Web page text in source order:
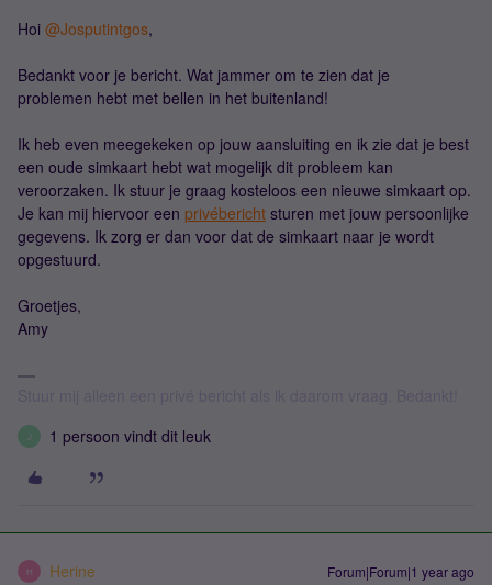
Hoi ​ @Josputintgos,
Bedankt voor je bericht. Wat jammer om te zien dat je
problemen hebt met bellen in het buitenland!
Ik heb even meegekeken op jouw aansluiting en ik zie dat je best
een oude simkaart hebt wat mogelijk dit probleem kan
veroorzaken. Ik stuur je graag kosteloos een nieuwe simkaart op.
Je kan mij hiervoor een privébericht sturen met jouw persoonlijke
gegevens. Ik zorg er dan voor dat de simkaart naar je wordt
opgestuurd.
Groetjes,
Amy
J 1 persoon vindt dit leuk
H Herine Forum|Forum|1 year ago